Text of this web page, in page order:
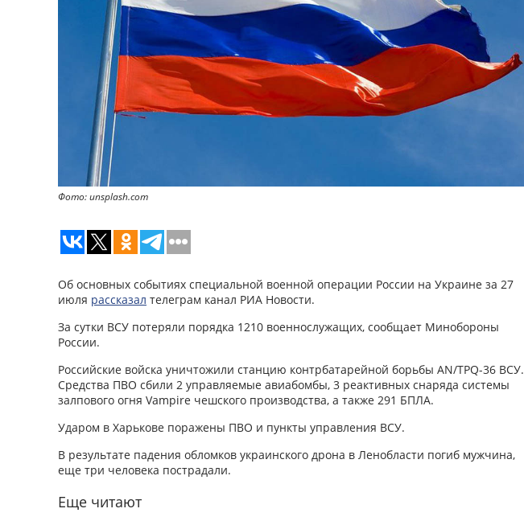
Фото: unsplash.com
Об основных событиях специальной военной операции России на Украине за 27
июля рассказал телеграм канал РИА Новости.
За сутки ВСУ потеряли порядка 1210 военнослужащих, сообщает Минобороны
России.
Российские войска уничтожили станцию контрбатарейной борьбы AN/TPQ-36 ВСУ.
Средства ПВО сбили 2 управляемые авиабомбы, 3 реактивных снаряда системы
залпового огня Vampire чешского производства, а также 291 БПЛА.
Ударом в Харькове поражены ПВО и пункты управления ВСУ.
В результате падения обломков украинского дрона в Ленобласти погиб мужчина,
еще три человека пострадали.
Еще читают